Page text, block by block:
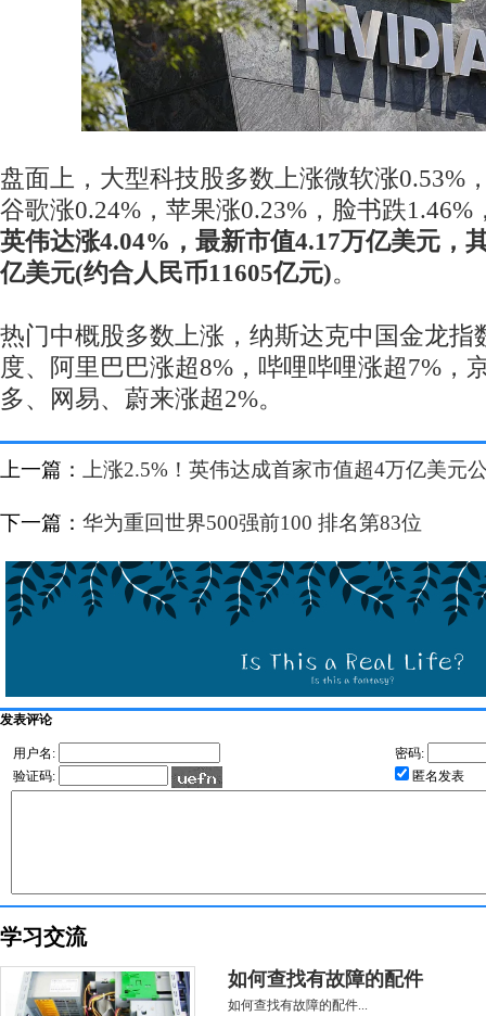
盘面上，大型科技股多数上涨微软涨0.53%
谷歌涨0.24%，苹果涨0.23%，脸书跌1.46%
英伟达涨4.04%，最新市值4.17万亿美元，
亿美元(约合人民币11605亿元)。
热门中概股多数上涨，纳斯达克中国金龙指
度、阿里巴巴涨超8%，哔哩哔哩涨超7%，
多、网易、蔚来涨超2%。
上一篇： 上涨2.5%！英伟达成首家市值超4万亿美元
下一篇： 华为重回世界500强前100 排名第83位
发表评论
用户名:
密码:
验证码:
匿名发表
学习交流
如何查找有故障的配件
如何查找有故障的配件...